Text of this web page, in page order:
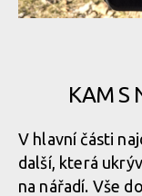
Osprey Escapist
Osprey Escapist
Osprey Escapist
Osprey Escapist
KAM S
V hlavní části
další, která
na nářadí. Vše